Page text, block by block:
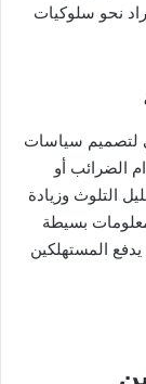
نحو سلوكيات
لتصميم سياسات
الضرائب أو
التلوث وزيادة
بسيطة
المستهلكين